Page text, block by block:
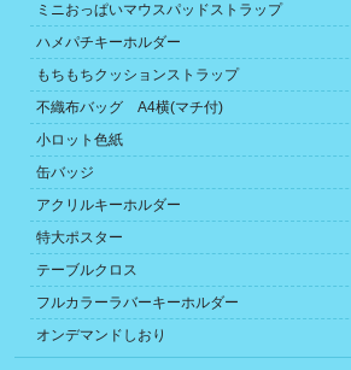
ミニおっぱいマウスパッドストラップ
ハメパチキーホルダー
もちもちクッションストラップ
不織布バッグ A4横(マチ付)
小ロット色紙
缶バッジ
アクリルキーホルダー
特大ポスター
テーブルクロス
フルカラーラバーキーホルダー
オンデマンドしおり